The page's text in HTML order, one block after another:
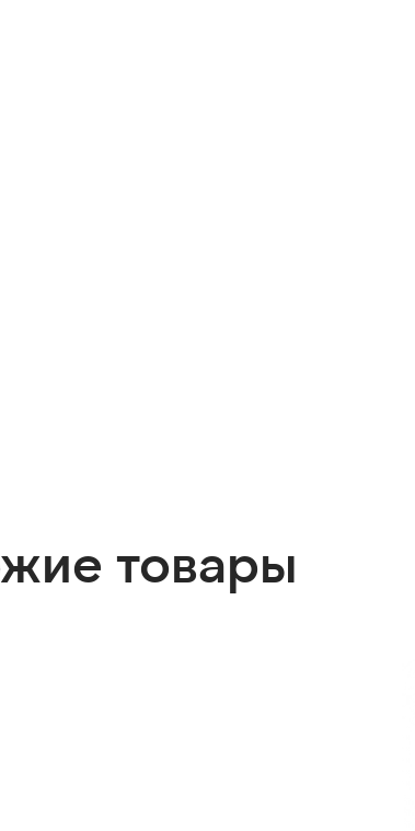
товары